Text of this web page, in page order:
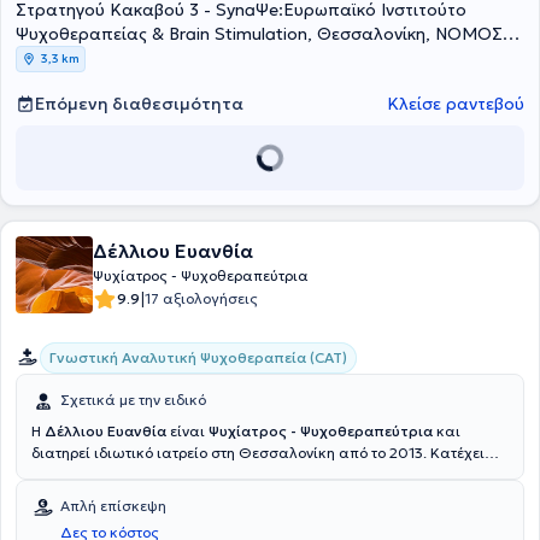
Στρατηγού Κακαβού 3 - SynaΨe:Ευρωπαϊκό Ινστιτούτο
Ψυχοθεραπείας & Brain Stimulation, Θεσσαλονίκη, ΝΟΜΟΣ
ΘΕΣΣΑΛΟΝΙΚΗΣ
3,3 km
Επόμενη διαθεσιμότητα Κλείσε ραντεβού
Δέλλιου Ευανθία
Ψυχίατρος - Ψυχοθεραπεύτρια
9.9|17 αξιολογήσεις
Γνωστική Αναλυτική Ψυχοθεραπεία (CAT)
Σχετικά με την ειδικό
Η Δέλλιου Ευανθία είναι Ψυχίατρος - Ψυχοθεραπεύτρια και
διατηρεί ιδιωτικό ιατρείο στη Θεσσαλονίκη από το 2013. Κατέχει
Θεσσαλονίκης, έχει εξειδικευτεί στη Γνωστική Αναλυτική
Ψυχοθεραπεία, ενώ επιπλέον εκπαίδευση έλαβε στη Γνωστική
Απλή επίσκεψη
Δες το κόστος